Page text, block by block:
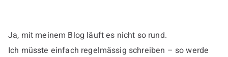
Ja, mit meinem Blog läuft es nicht so rund.
Ich müsste einfach regelmässig schreiben – so werde